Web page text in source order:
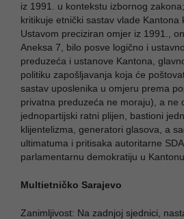
iz 1991. u kontekstu izbornog
kritikuje etnički sastav vlade Kantona
Ustavom preciziran omjer iz 1991.,
Aneksa 7, bilo posve logično i
preduzeća i ustanove Kantona,
politiku zapošljavanja koja će
sastav uposlenika u omjeru prema
privatna preduzeća ne moraju), a ne
jednopartijski ratni plijen, bastioni
klijentelizma, generatori glasova, a
ultimatuma i pritisaka autoritarne
parlamentarnu demokratiju u Kantonu.
Multietničko Sarajevo
Zanimljivost: Na zadnjoj sjednici,